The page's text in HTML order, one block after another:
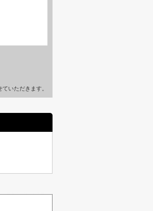
いただきます。